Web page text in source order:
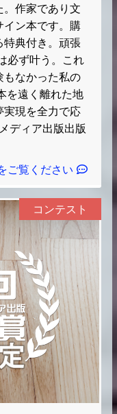
作家であり文
イン本です。購
特典付き。頑張
必ず叶う。これ
もなかった私の
を遠く離れた地
実現を全力で応
ディア出版出版
ご覧ください
コンテスト